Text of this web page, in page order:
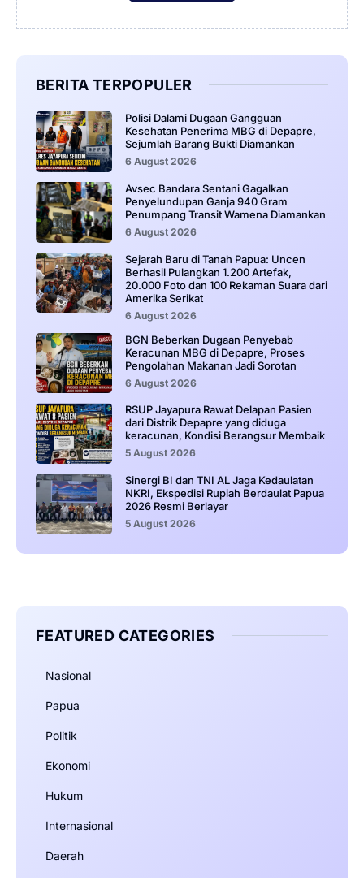
BERITA TERPOPULER
‎Polisi Dalami Dugaan Gangguan
Kesehatan Penerima MBG di Depapre,
Sejumlah Barang Bukti Diamankan
6 August 2026
Avsec Bandara Sentani Gagalkan
Penyelundupan Ganja 940 Gram
Penumpang Transit Wamena Diamankan
6 August 2026
Sejarah Baru di Tanah Papua: Uncen
Berhasil Pulangkan 1.200 Artefak,
20.000 Foto dan 100 Rekaman Suara dari
Amerika Serikat
6 August 2026
BGN Beberkan Dugaan Penyebab
Keracunan MBG di Depapre, Proses
Pengolahan Makanan Jadi Sorotan
6 August 2026
RSUP Jayapura Rawat Delapan Pasien
dari Distrik Depapre yang diduga
keracunan, Kondisi Berangsur Membaik
5 August 2026
Sinergi BI dan TNI AL Jaga Kedaulatan
NKRI, Ekspedisi Rupiah Berdaulat Papua
2026 Resmi Berlayar
5 August 2026
FEATURED CATEGORIES
Nasional
Papua
Politik
Ekonomi
Hukum
Internasional
Daerah